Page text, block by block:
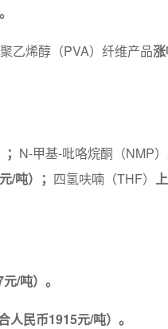
乙烯醇（PVA）纤维产品涨
N-甲基-吡咯烷酮（NMP）
/吨）； 四氢呋喃（THF）
/吨）。
人民币1915元/吨）。